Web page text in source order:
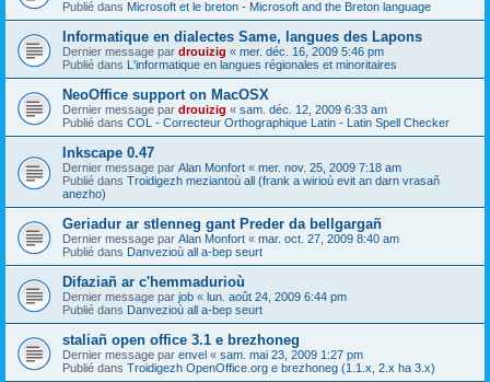
Publié dans Microsoft et le breton - Microsoft and the Breton language
Informatique en dialectes Same, langues des Lapons
Dernier message par drouizig « mer. déc. 16, 2009 5:46 pm
Publié dans L'informatique en langues régionales et minoritaires
NeoOffice support on MacOSX
Dernier message par drouizig « sam. déc. 12, 2009 6:33 am
Publié dans COL - Correcteur Orthographique Latin - Latin Spell Checker
Inkscape 0.47
Dernier message par Alan Monfort « mer. nov. 25, 2009 7:18 am
Publié dans Troidigezh meziantoù all (frank a wirioù evit an darn vrasañ
anezho)
Geriadur ar stlenneg gant Preder da bellgargañ
Dernier message par Alan Monfort « mar. oct. 27, 2009 8:40 am
Publié dans Danvezioù all a-bep seurt
Difaziañ ar c'hemmadurioù
Dernier message par job « lun. août 24, 2009 6:44 pm
Publié dans Danvezioù all a-bep seurt
staliañ open office 3.1 e brezhoneg
Dernier message par envel « sam. mai 23, 2009 1:27 pm
Publié dans Troidigezh OpenOffice.org e brezhoneg (1.1.x, 2.x ha 3.x)